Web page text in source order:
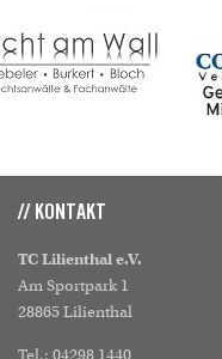
// KONTAKT
TC Lilienthal e.V.
Am Sportpark 1
28865 Lilienthal